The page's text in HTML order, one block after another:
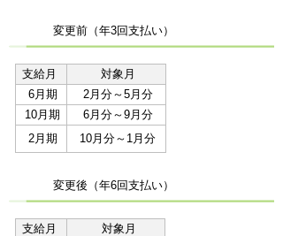
変更前（年3回支払い）
支給月
対象月
6月期
2月分～5月分
10月期
6月分～9月分
2月期
10月分～1月分
変更後（年6回支払い）
支給月
対象月